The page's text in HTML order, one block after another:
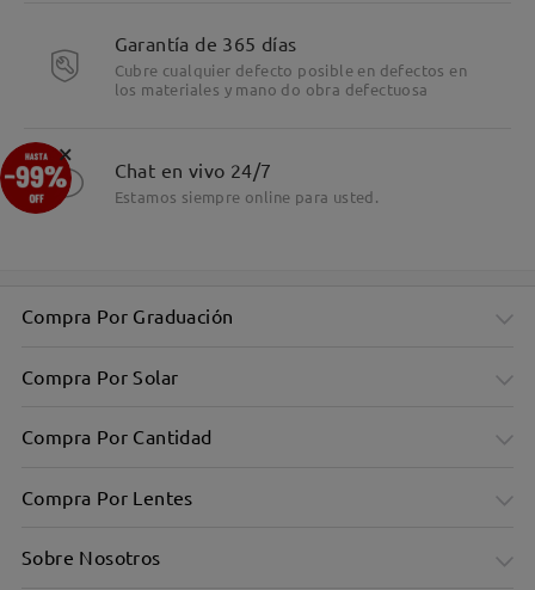
Garantía de 365 días
Cubre cualquier defecto posible en defectos en
los materiales y mano do obra defectuosa
Chat en vivo 24/7
Estamos siempre online para usted.
Compra Por Graduación
Compra Por Solar
Compra Por Cantidad
Compra Por Lentes
Sobre Nosotros
×